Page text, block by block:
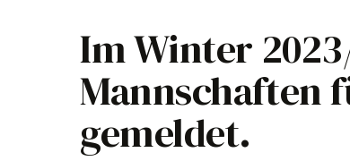
Im Winter
Mannschaften
gemeldet.